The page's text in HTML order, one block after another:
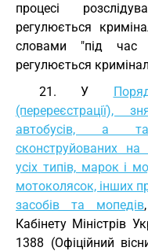
процесі
регулюється
словами "під час
регулюється
21. У
(перереєстрації),
автобусів, а
сконструйованих на
усіх типів, марок і
мотоколясок, інших
засобів та мопедів
Кабінету Міністрів
1388 (Офіційний